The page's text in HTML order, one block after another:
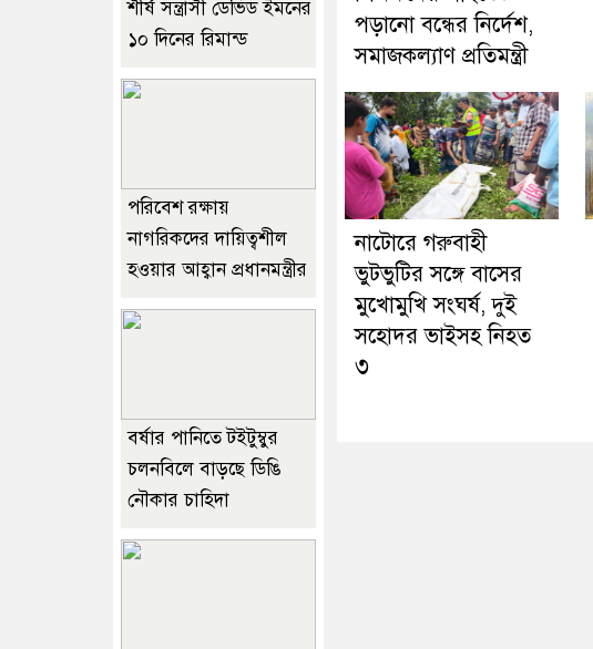
পড়ানো বন্ধের নির্দেশ,
সমাজকল্যাণ প্রতিমন্ত্রী
নাটোরে গরুবাহী
ভুটভুটির সঙ্গে বাসের
মুখোমুখি সংঘর্ষ, দুই
সহোদর ভাইসহ নিহত
৩
শীর্ষ সন্ত্রাসী ডেভিড ইমনের
১০ দিনের রিমান্ড
পরিবেশ রক্ষায়
নাগরিকদের দায়িত্বশীল
হওয়ার আহ্বান প্রধানমন্ত্রীর
বর্ষার পানিতে টইটুম্বুর
চলনবিলে বাড়ছে ডিঙি
নৌকার চাহিদা